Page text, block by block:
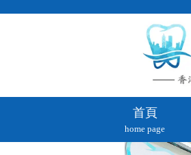
首頁
home page